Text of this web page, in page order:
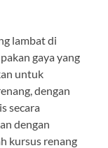
lambat di
gaya yang
untuk
dengan
secara
dengan
kursus renang